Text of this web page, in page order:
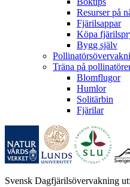
Resurser på
Fjärilsappar
Köpa
Bygg själv
Träna på
Blomflugor
Humlor
Solitärbin
Fjärilar
Svensk Dagfjärilsövervakning